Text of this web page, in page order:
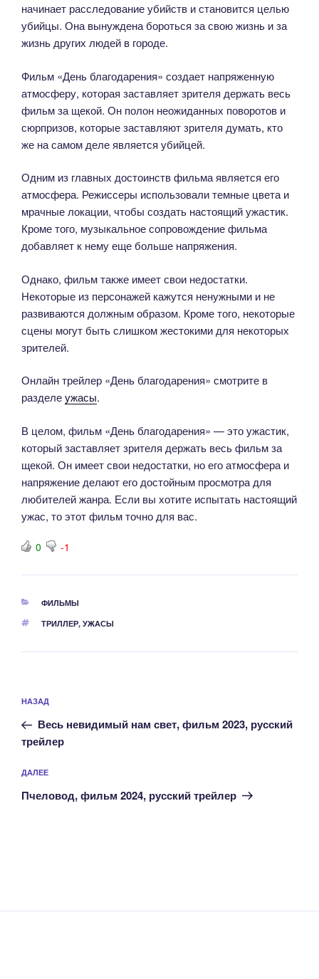
начинает расследование убийств и становится целью
убийцы. Она вынуждена бороться за свою жизнь и за
жизнь других людей в городе.
Фильм «День благодарения» создает напряженную
атмосферу, которая заставляет зрителя держать весь
фильм за щекой. Он полон неожиданных поворотов и
сюрпризов, которые заставляют зрителя думать, кто
же на самом деле является убийцей.
Одним из главных достоинств фильма является его
атмосфера. Режиссеры использовали темные цвета и
мрачные локации, чтобы создать настоящий ужастик.
Кроме того, музыкальное сопровождение фильма
добавляет к нему еще больше напряжения.
Однако, фильм также имеет свои недостатки.
Некоторые из персонажей кажутся ненужными и не
развиваются должным образом. Кроме того, некоторые
сцены могут быть слишком жестокими для некоторых
зрителей.
Онлайн трейлер «День благодарения» смотрите в
разделеужасы.
В целом, фильм «День благодарения» — это ужастик,
который заставляет зрителя держать весь фильм за
щекой. Он имеет свои недостатки, но его атмосфера и
напряжение делают его достойным просмотра для
любителей жанра. Если вы хотите испытать настоящий
ужас, то этот фильм точно для вас.
0 -1
РУБРИКИ
ФИЛЬМЫ
МЕТКИ
ТРИЛЛЕР, УЖАСЫ
по
записям
Предыдущая
запись:
НАЗАД
Весь невидимый нам свет, фильм 2023, русский
трейлер
Следующая
запись
ДАЛЕЕ
Пчеловод, фильм 2024, русский трейлер